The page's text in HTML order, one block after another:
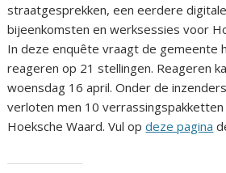
straatgesprekken, een eerdere
bijeenkomsten en werksessies voor
In deze enquête vraagt de gemeente
reageren op 21 stellingen. Reageren
woensdag 16 april. Onder de
verloten men 10
Hoeksche Waard. Vul opdeze pagina